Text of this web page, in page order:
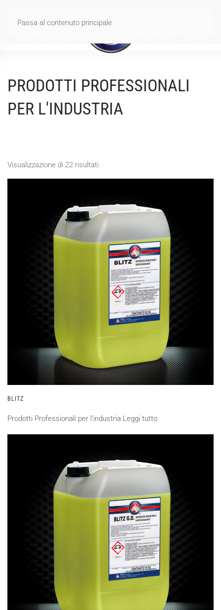
superiore a 40€
Passa al contenuto principale
PRODOTTI PROFESSIONALI
PER L'INDUSTRIA
Visualizzazione di 22 risultati
BLITZ
Prodotti Professionali per l'industria Leggi tutto